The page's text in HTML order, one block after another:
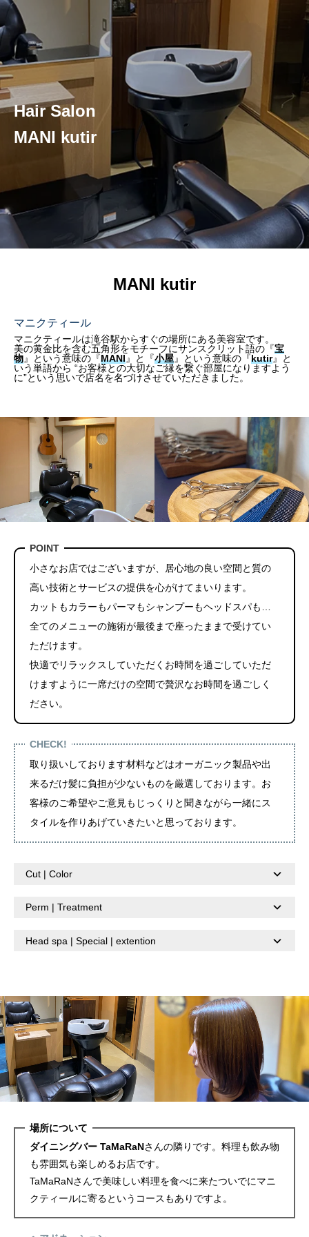
Hair Salon
MANI kutir
MANI kutir
マニクティール
マニクティールは滝谷駅からすぐの場所にある美容室です。
美の黄金比を含む五角形をモチーフにサンスクリット語の『宝
物』という意味の『MANI』と『小屋』という意味の『kutir』と
いう単語から “お客様との大切なご縁を繋ぐ部屋になりますよう
に”という思いで店名を名づけさせていただきました。
POINT
小さなお店ではございますが、居心地の良い空間と質の
高い技術とサービスの提供を心がけてまいります。
カットもカラーもパーマもシャンプーもヘッドスパも…
全てのメニューの施術が最後まで座ったままで受けてい
ただけます。
快適でリラックスしていただくお時間を過ごしていただ
けますように一席だけの空間で贅沢なお時間を過ごしく
ださい。
CHECK!
取り扱いしております材料などはオーガニック製品や出
来るだけ髪に負担が少ないものを厳選しております。お
客様のご希望やご意見もじっくりと聞きながら一緒にス
タイルを作りあげていきたいと思っております。
Cut | Color
Perm | Treatment
Head spa | Special | extention
場所について
ダイニングバー TaMaRaNさんの隣りです。 料理も飲み物
も雰囲気も楽しめるお店です。
TaMaRaNさんで美味しい料理を食べに来たついでにマニ
クティールに寄るというコースもありですよ。